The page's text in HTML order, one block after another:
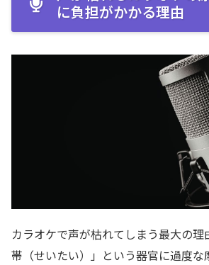
に負担がかかる理由
カラオケで声が枯れてしまう最大の
帯（せいたい）」という器官に過度